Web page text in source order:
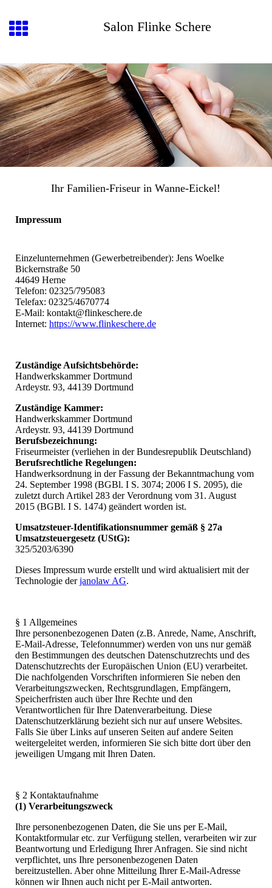
Salon Flinke Schere
Ihr Familien-Friseur in Wanne-Eickel!
Impressum
Einzelunternehmen (Gewerbetreibender): Jens Woelke
Bickernstraße 50
44649 Herne
Telefon: 02325/795083
Telefax: 02325/4670774
E-Mail: kontakt@flinkeschere.de
Internet: https://www.flinkeschere.de
Zuständige Aufsichtsbehörde:
Handwerkskammer Dortmund
Ardeystr. 93, 44139 Dortmund
Zuständige Kammer:
Handwerkskammer Dortmund
Ardeystr. 93, 44139 Dortmund
Berufsbezeichnung:
Friseurmeister (verliehen in der Bundesrepublik Deutschland)
Berufsrechtliche Regelungen:
Handwerksordnung in der Fassung der Bekanntmachung vom
24. September 1998 (BGBl. I S. 3074; 2006 I S. 2095), die
zuletzt durch Artikel 283 der Verordnung vom 31. August
2015 (BGBl. I S. 1474) geändert worden ist.
Umsatzsteuer-Identifikationsnummer gemäß § 27a
Umsatzsteuergesetz (UStG):
325/5203/6390
Dieses Impressum wurde erstellt und wird aktualisiert mit der
Technologie derjanolaw AG.
§ 1 Allgemeines
Ihre personenbezogenen Daten (z.B. Anrede, Name, Anschrift,
E-Mail-Adresse, Telefonnummer) werden von uns nur gemäß
den Bestimmungen des deutschen Datenschutzrechts und des
Datenschutzrechts der Europäischen Union (EU) verarbeitet.
Die nachfolgenden Vorschriften informieren Sie neben den
Verarbeitungszwecken, Rechtsgrundlagen, Empfängern,
Speicherfristen auch über Ihre Rechte und den
Verantwortlichen für Ihre Datenverarbeitung. Diese
Datenschutzerklärung bezieht sich nur auf unsere Websites.
Falls Sie über Links auf unseren Seiten auf andere Seiten
weitergeleitet werden, informieren Sie sich bitte dort über den
jeweiligen Umgang mit Ihren Daten.
§ 2 Kontaktaufnahme
(1) Verarbeitungszweck
Ihre personenbezogenen Daten, die Sie uns per E-Mail,
Kontaktformular etc. zur Verfügung stellen, verarbeiten wir zur
Beantwortung und Erledigung Ihrer Anfragen. Sie sind nicht
verpflichtet, uns Ihre personenbezogenen Daten
bereitzustellen. Aber ohne Mitteilung Ihrer E-Mail-Adresse
können wir Ihnen auch nicht per E-Mail antworten.